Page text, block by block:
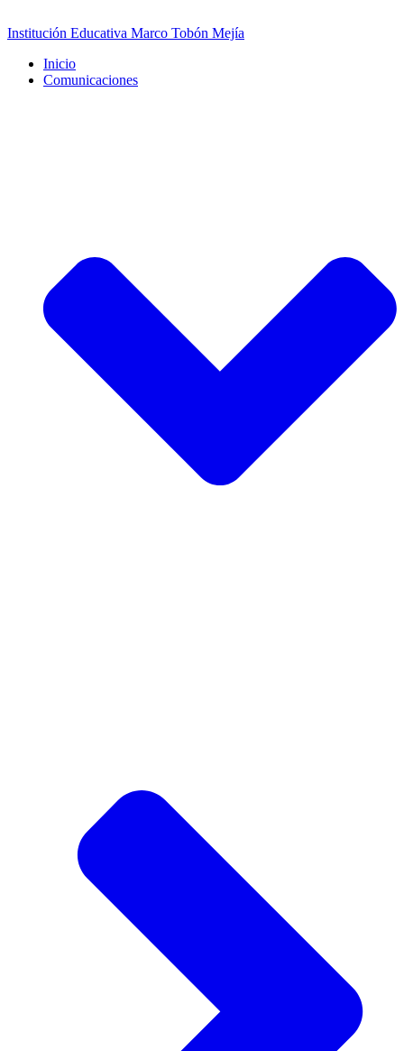
al
Institución Educativa Marco Tobón Mejía
Inicio
Comunicaciones